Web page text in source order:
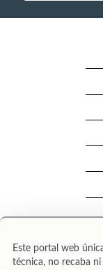
Este portal web
técnica, no recaba